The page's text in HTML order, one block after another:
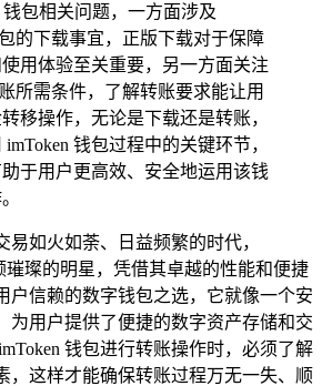
钱包相关问题，一方面涉及
的下载事宜，正版下载对于保障
用体验至关重要，另一方面关注
所需条件，了解转账要求能让用
移操作，无论是下载还是转账，
钱包过程中的关键环节，
于用户更高效、安全地运用该钱
易如火如荼、日益频繁的时代，
璀璨的明星，凭借其卓越的性能和便捷
户信赖的数字钱包之选，它就像一个安
为用户提供了便捷的数字资产存储和交
钱包进行转账操作时，必须了解
，这样才能确保转账过程万无一失、顺